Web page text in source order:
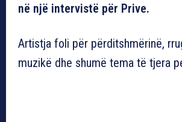
në një intervistë për Prive.
Artistja foli për përditshmërinë,
muzikë dhe shumë tema të tjera